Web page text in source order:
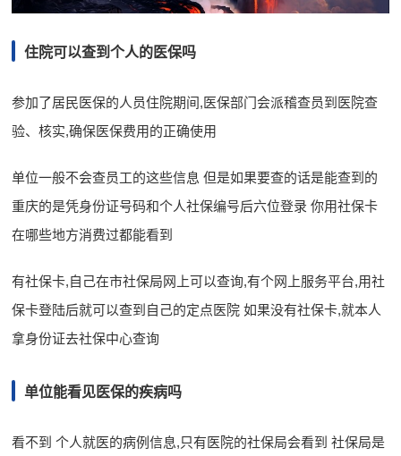
住院可以查到个人的医保吗
参加了居民医保的人员住院期间,医保部门会派稽查员到医院查
验、核实,确保医保费用的正确使用
单位一般不会查员工的这些信息 但是如果要查的话是能查到的
重庆的是凭身份证号码和个人社保编号后六位登录 你用社保卡
在哪些地方消费过都能看到
有社保卡,自己在市社保局网上可以查询,有个网上服务平台,用社
保卡登陆后就可以查到自己的定点医院 如果没有社保卡,就本人
拿身份证去社保中心查询
单位能看见医保的疾病吗
看不到 个人就医的病例信息,只有医院的社保局会看到 社保局是